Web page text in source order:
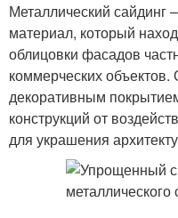
Металлический сайдинг
материал, который
облицовки фасадов
коммерческих
декоративным
конструкций от
для украшения